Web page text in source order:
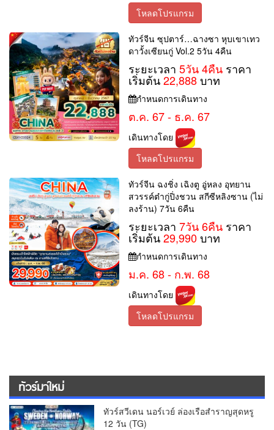
โหลดโปรแกรม
ทัวร์จีน ซุปตาร์…ฉางซา หุบเขาเทว
ดาวั้งเซียนกู่ Vol.2 5วัน 4คืน
ระยะเวลา5วัน 4คืน ราคา
เริ่มต้น22,888บาท
กำหนดการเดินทาง
ต.ค. 67 - ธ.ค. 67
เดินทางโดย
โหลดโปรแกรม
ทัวร์จีน ฉงชิ่ง เฉิงตู อู่หลง อุทยาน
สวรรค์ต๋ากู่ปิ่งชวน สกีซีหลิงซาน (ไม่
ลงร้าน) 7วัน 6คืน
ระยะเวลา7วัน 6คืน ราคา
เริ่มต้น29,990บาท
กำหนดการเดินทาง
ม.ค. 68 - ก.พ. 68
เดินทางโดย
โหลดโปรแกรม
ทัวร์มาใหม่
ทัวร์สวีเดน นอร์เวย์ ล่องเรือสำราญสุดหรู
12 วัน (TG)